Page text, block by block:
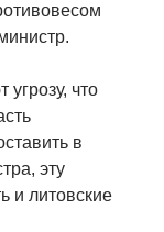
что
в
эту
и литовские